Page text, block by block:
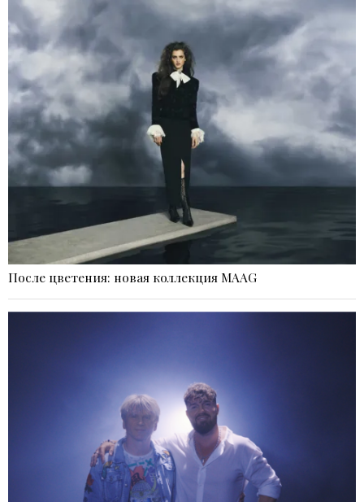
После цветения: новая коллекция MAAG